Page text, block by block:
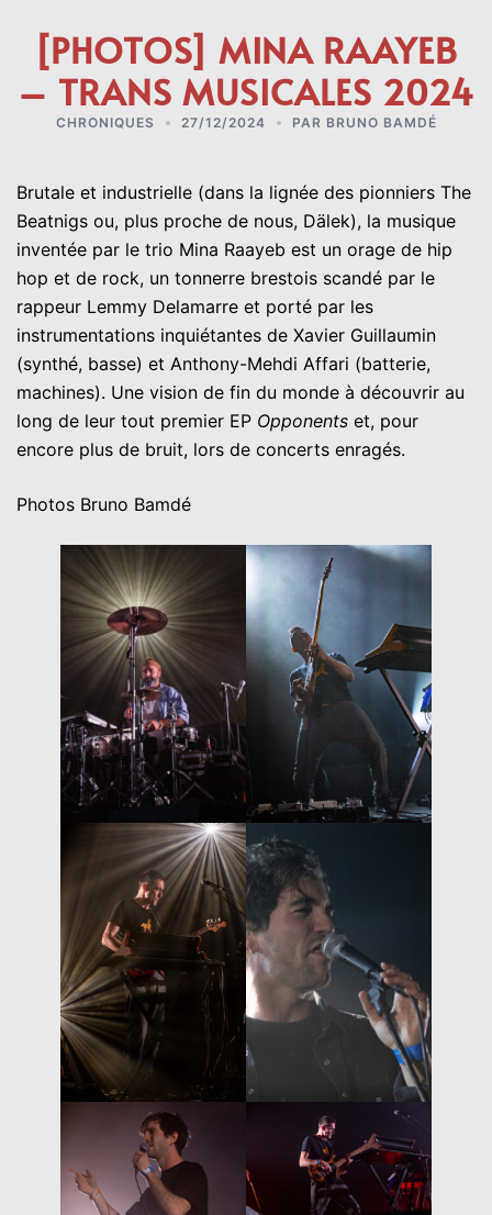
[PHOTOS] MINA RAAYEB
– TRANS MUSICALES 2024
CHRONIQUES 27/12/2024 PAR BRUNO BAMDÉ
Brutale et industrielle (dans la lignée des pionniers The
Beatnigs ou, plus proche de nous, Dälek), la musique
inventée par le trio Mina Raayeb est un orage de hip
hop et de rock, un tonnerre brestois scandé par le
rappeur Lemmy Delamarre et porté par les
instrumentations inquiétantes de Xavier Guillaumin
(synthé, basse) et Anthony-Mehdi Affari (batterie,
machines). Une vision de fin du monde à découvrir au
long de leur tout premier EP Opponents et, pour
encore plus de bruit, lors de concerts enragés.
Photos Bruno Bamdé